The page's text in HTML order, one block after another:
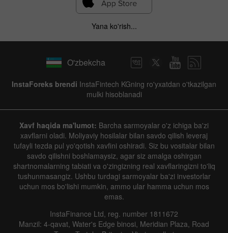
Yana ko'rish...
O'zbekcha
InstaForeks brendi InstaFintech KGning ro'yxatdan o'tkazilgan
mulki hisoblanadi
Xavf haqida ma'lumot: Barcha sarmoyalar o'z ichiga ba'zi
xavflarni oladi. Moliyaviy hosilalar bilan savdo qilish leveraj
tufayli tezda pul yo'qotish xavfini oshiradi. Siz bu vositalar bilan
savdo qilishni boshlamaysiz, agar siz amalga oshirgan
shartnomalarning tabiati va o'zingizning real xavflaringizni to'liq
tushunmasangiz. Ushbu turdagi sarmoyalar ba'zi investorlar
uchun mos bo'lishi mumkin, ammo ular hamma uchun mos
emas.
InstaFinance Ltd, reg. number 1811672
Manzil: 4-qavat, Water's Edge binosi, Meridian Plaza, Road